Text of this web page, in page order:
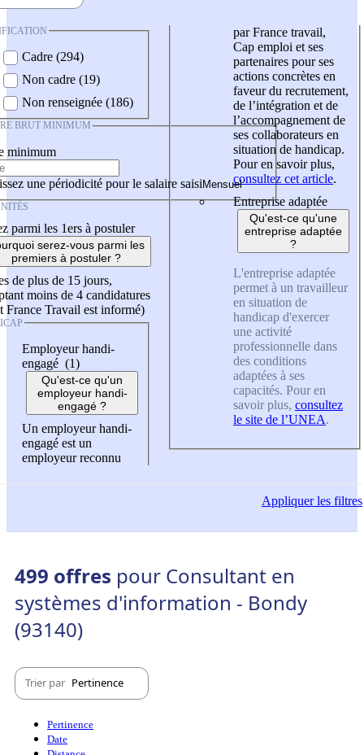
Cadre (294)
Non cadre (19)
Non renseignée (186)
BRUT MINIMUM
minimum
une périodicité pour le salaire saisi
parmi les 1ers à postuler
serez-vous parmi les
premiers à postuler ?
de plus de 15 jours,
moins de 4 candidatures
France Travail est informé)
Employeur handi-
engagé (1)
Qu'est-ce qu'un
employeur handi-
engagé ?
Un employeur handi-
engagé est un
employeur reconnu
par France travail,
Cap emploi et ses
partenaires pour ses
actions concrètes en
faveur du recrutement,
de l’intégration et de
l’accompagnement de
ses collaborateurs en
situation de handicap.
Pour en savoir plus,
consultez cet article.
Entreprise adaptée
Qu'est-ce qu'une
entreprise adaptée
?
L'entreprise adaptée
permet à un travailleur
en situation de
handicap d'exercer
une activité
professionnelle dans
des conditions
adaptées à ses
capacités. Pour en
savoir plus, consultez
le site de l’UNEA.
Appliquerles filtres
499 offres pour Consultant en
systèmes d'information - Bondy
(93140)
Trier par Pertinence
Pertinence
Date